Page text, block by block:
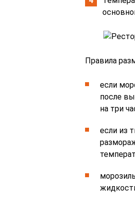
Правила
если
после
на три
если из